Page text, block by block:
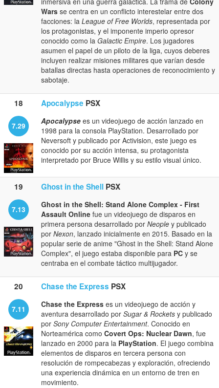
Wars se centra en un conflicto interestelar entre dos
facciones: la League of Free Worlds, representada por
los protagonistas, y el imponente imperio opresor
conocido como la Galactic Empire. Los jugadores
asumen el papel de un piloto de la liga, cuyos deberes
incluyen realizar misiones militares que varían desde
batallas directas hasta operaciones de reconocimiento y
sabotaje.
18 Apocalypse PSX
7.29 Apocalypse es un videojuego de acción lanzado en
1998 para la consola PlayStation. Desarrollado por
Neversoft y publicado por Activision, este juego es
conocido por su acción intensa, su protagonista
interpretado por Bruce Willis y su estilo visual único.
19 Ghost in the Shell PSX
7.13
Ghost in the Shell: Stand Alone Complex - First
Assault Online fue un videojuego de disparos en
primera persona desarrollado por Neople y publicado
por Nexon, lanzado inicialmente en 2015. Basado en la
popular serie de anime "Ghost in the Shell: Stand Alone
Complex", el juego estaba disponible para PC y se
centraba en el combate táctico multijugador.
20 Chase the Express PSX
7.11 Chase the Express es un videojuego de acción y
aventura desarrollado por Sugar & Rockets y publicado
por Sony Computer Entertainment. Conocido en
Norteamérica como Covert Ops: Nuclear Dawn, fue
lanzado en 2000 para la PlayStation. El juego combina
elementos de disparos en tercera persona con
resolución de rompecabezas y exploración, ofreciendo
una experiencia dinámica en un entorno de tren en
movimiento.